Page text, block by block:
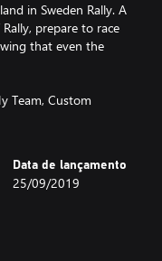
in Sweden Rally. A
prepare to race
that even the
Team, Custom
Data de lançamento
25/09/2019